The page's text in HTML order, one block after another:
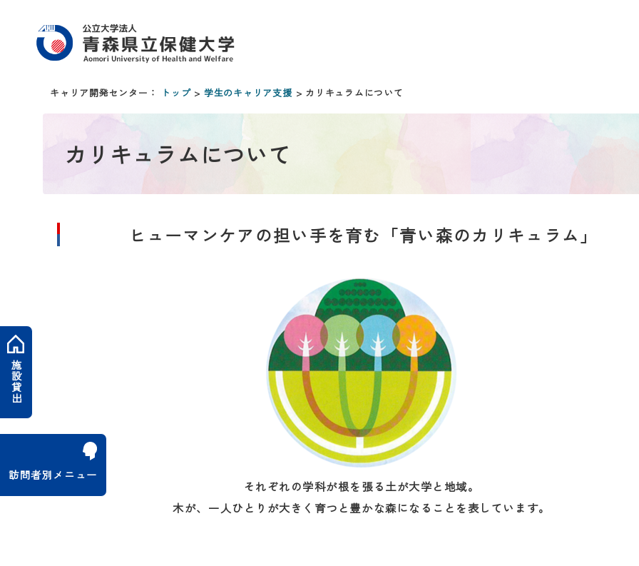
キャリア開発センター： トップ> 学生のキャリア支援> カリキュラムについて
カリキュラムについて
ヒューマンケアの担い手を育む「青い森のカリキュラム」
それぞれの学科が根を張る土が大学と地域。
木が、一人ひとりが大きく育つと豊かな森になることを表しています。
施設貸出
訪問者別メニュー